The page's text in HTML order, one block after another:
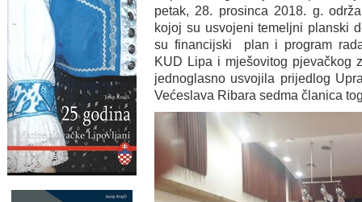
petak, 28. prosinca 2018. g.
kojoj su usvojeni temeljni planski
su financijski plan i program
KUD Lipa i mješovitog pjevačkog
jednoglasno usvojila prijedlog
Većeslava Ribara sedma članica